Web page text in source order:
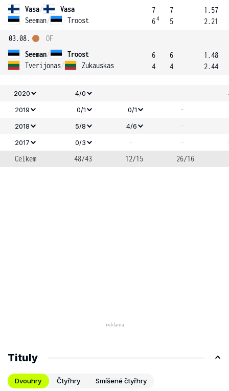
Vasa/
Vasa
Seeman/ Troost
7
64
7
5
1.57
2.21
03.08.
Seeman/
Troost
Tverijonas/ Zukauskas
OF
6
4
6
4
1.48
2.44
2020 4/0 - -
2019
0/1 0/1 -
2018 5/8 4/6 -
2017 0/3 - -
Celkem 48/43 12/15 26/16
Tituly
Dvouhry Čtyřhry Smíšené čtyřhry